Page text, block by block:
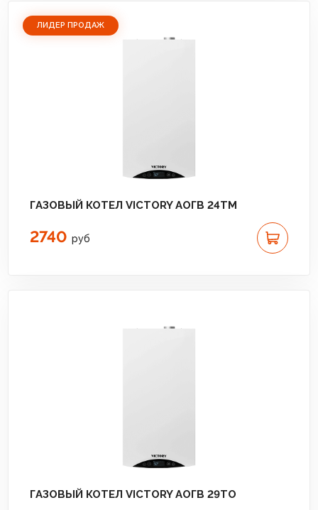
ЛИДЕР ПРОДАЖ
ГАЗОВЫЙ КОТЕЛ VICTORY АОГВ 24TM
2740 руб
ГАЗОВЫЙ КОТЕЛ VICTORY АОГВ 29TO